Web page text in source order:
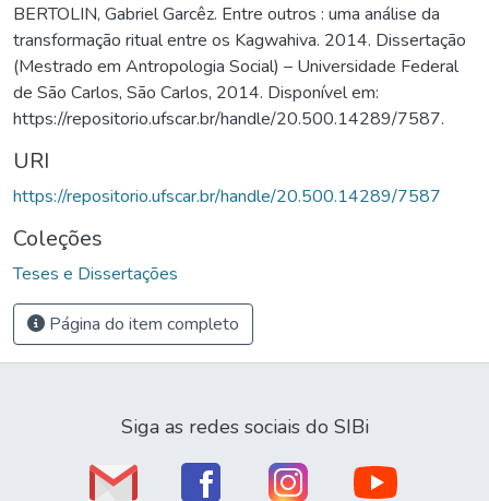
BERTOLIN, Gabriel Garcêz. Entre outros : uma análise da
transformação ritual entre os Kagwahiva. 2014. Dissertação
(Mestrado em Antropologia Social) – Universidade Federal
de São Carlos, São Carlos, 2014. Disponível em:
https://repositorio.ufscar.br/handle/20.500.14289/7587.
URI
https://repositorio.ufscar.br/handle/20.500.14289/7587
Coleções
Teses e Dissertações
Página do item completo
Siga as redes sociais do SIBi